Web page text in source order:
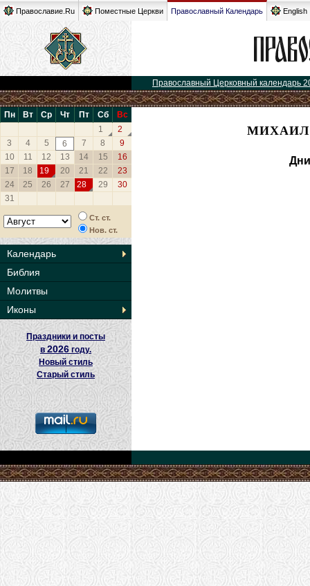
Православие.Ru Поместные Церкви Православный Календарь English
Православный Церковный календарь
Пн Вт Ср Чт Пт Сб
Вс
1
2
3
4 5 6 7 8
9
10
11 12 13 14 15
16
17
18 19 20 21 22
23
24
25 26 27 28 29
30
31
Ст. ст.
Нов. ст.
Календарь
Библия
Молитвы
Иконы
Праздники и посты
в2026 году.
Новый стиль
Старый стиль